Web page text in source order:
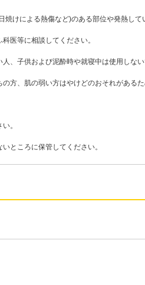
焼けによる熱傷など)のある部位や発熱し
医等に相談してください。
、子供および泥酔時や就寝中は使用しない
方、肌の弱い方はやけどのおそれがある
。
ところに保管してください。